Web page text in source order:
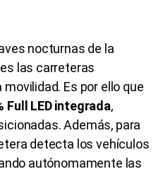
nocturnas de la
las carreteras
Es por ello que
Full LED integrada,
Además, para
detecta los vehículos
autónomamente las